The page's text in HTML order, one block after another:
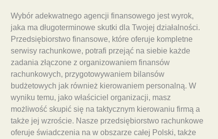
Wybór adekwatnego agencji finansowego jest wyrok,
jaka ma długoterminowe skutki dla Twojej działalności.
Przedsiębiorstwo finansowe, które oferuje kompletne
serwisy rachunkowe, potrafi przejąć na siebie każde
zadania złączone z organizowaniem finansów
rachunkowych, przygotowywaniem bilansów
budżetowych jak również kierowaniem personalną. W
wyniku temu, jako właściciel organizacji, masz
możliwość skupić się na taktycznym kierowaniu firmą a
także jej wzroście. Nasze przedsiębiorstwo rachunkowe
oferuje świadczenia na w obszarze całej Polski, także